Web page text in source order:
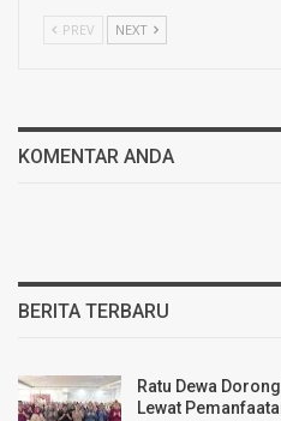
PREV NEXT
KOMENTAR ANDA
BERITA TERBARU
Ratu Dewa
Lewat